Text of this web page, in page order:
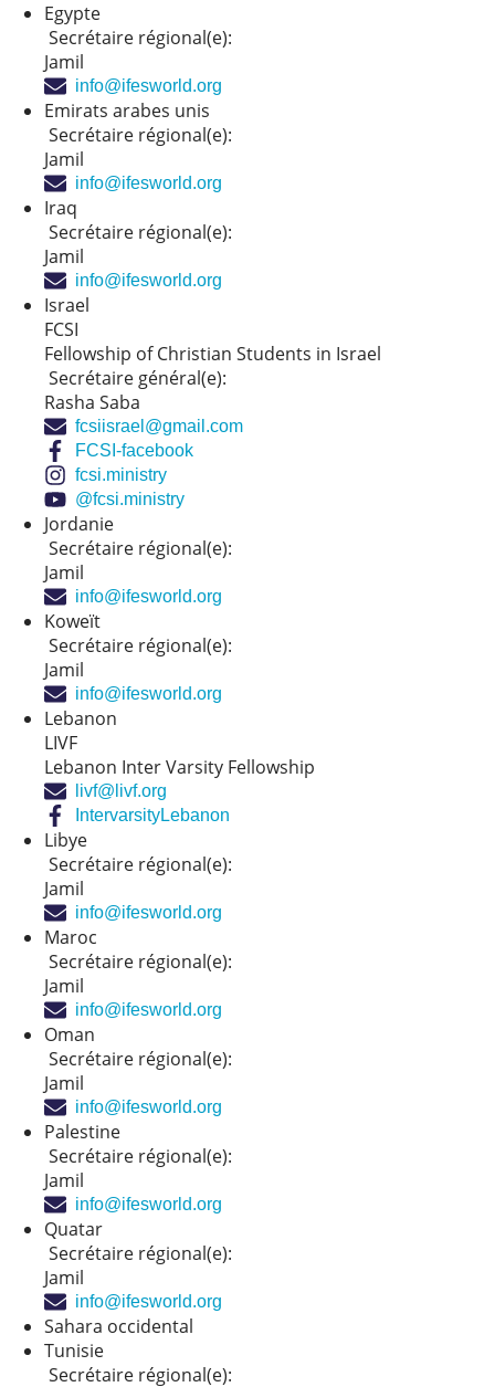
Egypte
Secrétaire régional(e):
Jamil
info@ifesworld.org
Emirats arabes unis
Secrétaire régional(e):
Jamil
info@ifesworld.org
Iraq
Secrétaire régional(e):
Jamil
info@ifesworld.org
Israel
FCSI
Fellowship of Christian Students in Israel
Secrétaire général(e):
Rasha Saba
fcsiisrael@gmail.com
FCSI-facebook
fcsi.ministry
@fcsi.ministry
Jordanie
Secrétaire régional(e):
Jamil
info@ifesworld.org
Koweït
Secrétaire régional(e):
Jamil
info@ifesworld.org
Lebanon
LIVF
Lebanon Inter Varsity Fellowship
livf@livf.org
IntervarsityLebanon
Libye
Secrétaire régional(e):
Jamil
info@ifesworld.org
Maroc
Secrétaire régional(e):
Jamil
info@ifesworld.org
Oman
Secrétaire régional(e):
Jamil
info@ifesworld.org
Palestine
Secrétaire régional(e):
Jamil
info@ifesworld.org
Quatar
Secrétaire régional(e):
Jamil
info@ifesworld.org
Sahara occidental
Tunisie
Secrétaire régional(e):